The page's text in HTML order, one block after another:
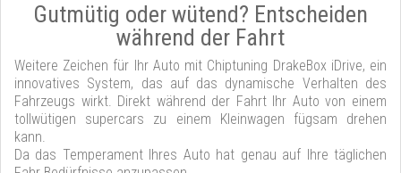
Gutmütig oder wütend? Entscheiden
während der Fahrt
Weitere Zeichen für Ihr Auto mit Chiptuning DrakeBox iDrive, ein
innovatives System, das auf das dynamische Verhalten des
Fahrzeugs wirkt. Direkt während der Fahrt Ihr Auto von einem
tollwütigen supercars zu einem Kleinwagen fügsam drehen
kann.
Da das Temperament Ihres Auto hat genau auf Ihre täglichen